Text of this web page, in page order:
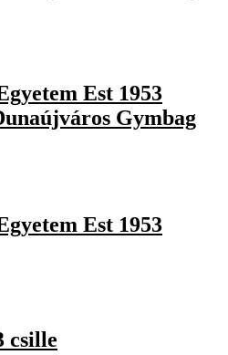
Ft.
Est 1953
Gymbag
Ft.
Est 1953
csille